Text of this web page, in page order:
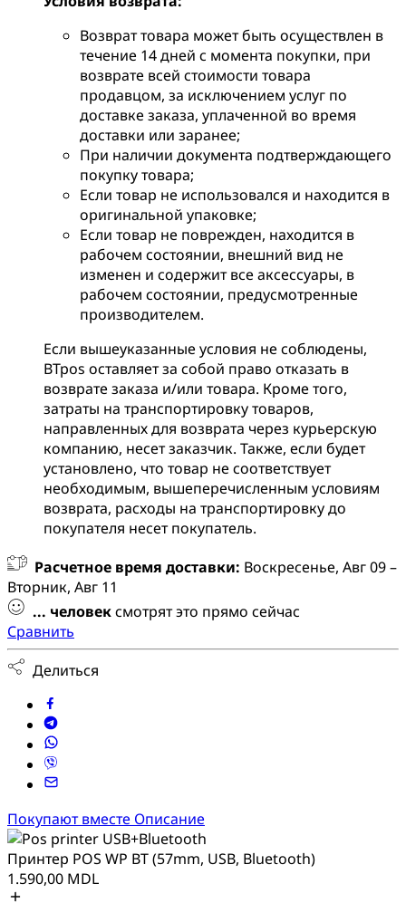
Возврат товара может быть осуществлен в
течение 14 дней с момента покупки, при
возврате всей стоимости товара
продавцом, за исключением услуг по
доставке заказа, уплаченной во время
доставки или заранее;
При наличии документа подтверждающего
покупку товара;
Если товар не использовался и находится в
оригинальной упаковке;
Если товар не поврежден, находится в
рабочем состоянии, внешний вид не
изменен и содержит все аксессуары, в
рабочем состоянии, предусмотренные
производителем.
Если вышеуказанные условия не соблюдены,
BTpos оставляет за собой право отказать в
возврате заказа и/или товара. Кроме того,
затраты на транспортировку товаров,
направленных для возврата через курьерскую
компанию, несет заказчик. Также, если будет
установлено, что товар не соответствует
необходимым, вышеперечисленным условиям
возврата, расходы на транспортировку до
покупателя несет покупатель.
Расчетное время доставки: Воскресенье, Авг 09 –
Вторник, Авг 11
... человексмотрят это прямо сейчас
Сравнить
Делиться
Покупают вместе Описание
Принтер POS WP BT (57mm, USB, Bluetooth)
1.590,00 MDL